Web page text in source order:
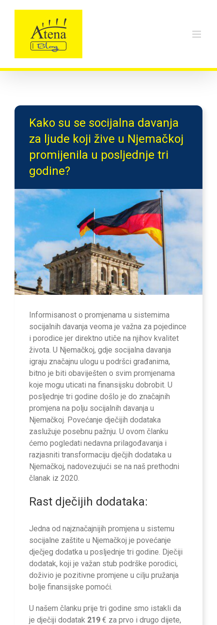
Kako su se socijalna davanja
za ljude koji žive u Njemačkoj
promijenila u posljednje tri
godine?
Informisanost o promjenama u sistemima
socijalnih davanja veoma je važna za pojedince
i porodice jer direktno utiče na njihov kvalitet
života. U Njemačkoj, gdje socijalna davanja
igraju značajnu ulogu u podršci građanima,
bitno je biti obaviješten o svim promjenama
koje mogu uticati na finansijsku dobrobit. U
posljednje tri godine došlo je do značajnih
promjena na polju socijalnih davanja u
Njemačkoj. Povećanje dječijih dodataka
zaslužuje posebnu pažnju. U ovom članku
ćemo pogledati nedavna prilagođavanja i
razjasniti transformaciju dječjih dodataka u
Njemačkoj, nadovezujući se na naš prethodni
članak iz 2020.
Rast dječijih dodataka:
Jedna od najznačajnijih promjena u sistemu
socijalne zaštite u Njemačkoj je povećanje
dječjeg dodatka u posljednje tri godine. Dječiji
dodatak, koji je važan stub podrške porodici,
doživio je pozitivne promjene u cilju pružanja
bolje finansijske pomoći.
U našem članku prije tri godine smo istakli da
je dječiji dodatak 219 € za prvo i drugo dijete,